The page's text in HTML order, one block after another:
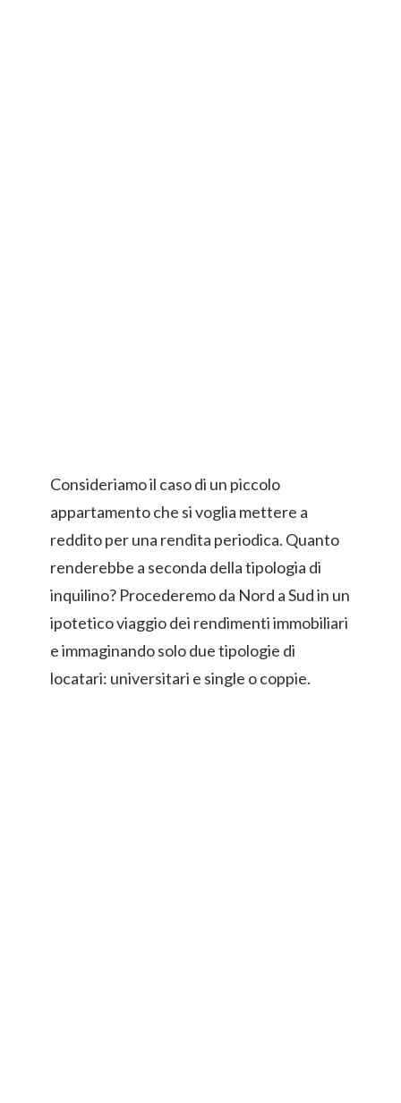
Consideriamo il caso di un piccolo
appartamento che si voglia mettere a
reddito per una rendita periodica. Quanto
renderebbe a seconda della tipologia di
inquilino? Procederemo da Nord a Sud in un
ipotetico viaggio dei rendimenti immobiliari
e immaginando solo due tipologie di
locatari: universitari e single o coppie.